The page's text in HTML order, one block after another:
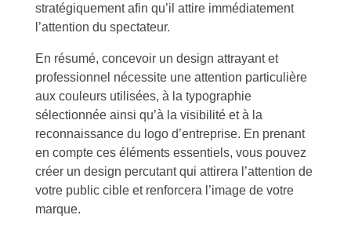
stratégiquement afin qu’il attire immédiatement
l’attention du spectateur.
En résumé, concevoir un design attrayant et
professionnel nécessite une attention particulière
aux couleurs utilisées, à la typographie
sélectionnée ainsi qu’à la visibilité et à la
reconnaissance du logo d’entreprise. En prenant
en compte ces éléments essentiels, vous pouvez
créer un design percutant qui attirera l’attention de
votre public cible et renforcera l’image de votre
marque.